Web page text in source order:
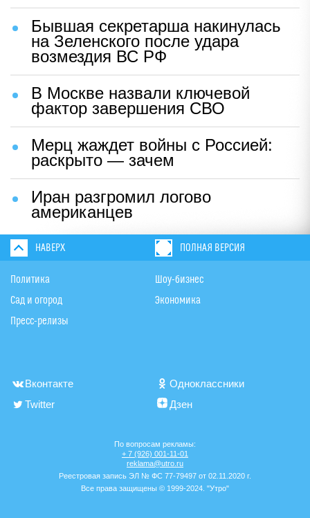
Бывшая секретарша накинулась
на Зеленского после удара
возмездия ВС РФ
В Москве назвали ключевой
фактор завершения СВО
Мерц жаждет войны с Россией:
раскрыто — зачем
Иран разгромил логово
американцев
НАВЕРХ ПОЛНАЯ ВЕРСИЯ
Политика
Сад и огород
Пресс-релизы
Шоу-бизнес
Экономика
Вконтакте
Одноклассники
Twitter
Дзен
По вопросам рекламы:
+ 7 (926) 001-11-01
reklama@utro.ru
Реестровая запись ЭЛ № ФС 77-79497 от 02.11.2020 г.
Все права защищены © 1999-2024. "Утро"